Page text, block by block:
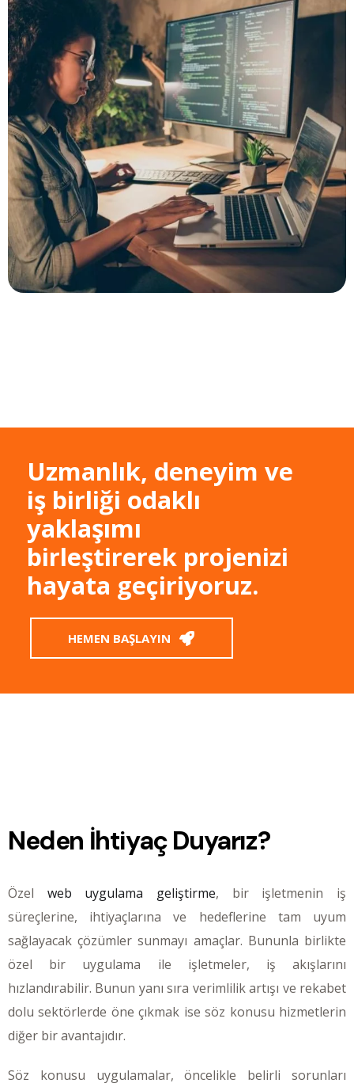
Uzmanlık, deneyim ve
iş birliği odaklı
yaklaşımı
birleştirerek projenizi
hayata geçiriyoruz.
HEMEN BAŞLAYIN
Neden İhtiyaç Duyarız?
Özel web uygulama geliştirme, bir işletmenin iş
süreçlerine, ihtiyaçlarına ve hedeflerine tam uyum
sağlayacak çözümler sunmayı amaçlar. Bununla birlikte
özel bir uygulama ile işletmeler, iş akışlarını
hızlandırabilir. Bunun yanı sıra verimlilik artışı ve rekabet
dolu sektörlerde öne çıkmak ise söz konusu hizmetlerin
diğer bir avantajıdır.
Söz konusu uygulamalar, öncelikle belirli sorunları